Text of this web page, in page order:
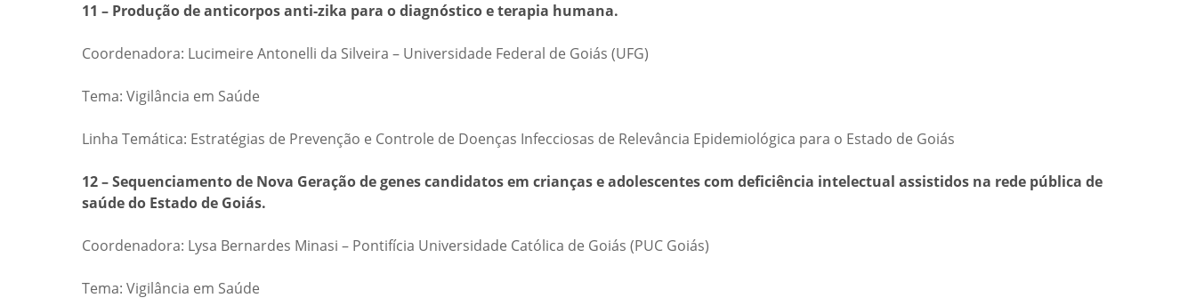
11 – Produção de anticorpos anti-zika para o diagnóstico e terapia humana.
Coordenadora: Lucimeire Antonelli da Silveira – Universidade Federal de Goiás (UFG)
Tema: Vigilância em Saúde
Linha Temática: Estratégias de Prevenção e Controle de Doenças Infecciosas de Relevância Epidemiológica para o Estado de Goiás
12 – Sequenciamento de Nova Geração de genes candidatos em crianças e adolescentes com deficiência intelectual assistidos na rede pública de
saúde do Estado de Goiás.
Coordenadora: Lysa Bernardes Minasi – Pontifícia Universidade Católica de Goiás (PUC Goiás)
Tema: Vigilância em Saúde